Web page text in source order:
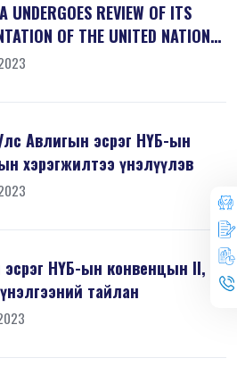
UNDERGOES REVIEW OF ITS
OF THE UNITED NATIONS
Авлигын эсрэг НҮБ-ын
хэрэгжилтээ үнэлүүлэв
НҮБ-ын конвенцын II, V
тайлан